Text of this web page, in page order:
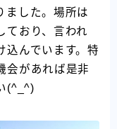
ました。場所は
ており、言われ
込んでいます。特
会があれば是非
(^_^)